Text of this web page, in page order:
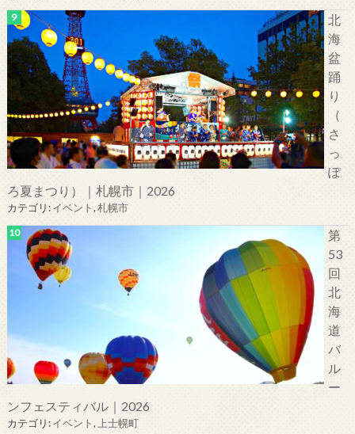
北
海
盆
踊
り
（
さ
っ
ぽ
ろ夏まつり）｜札幌市｜2026
カテゴリ:イベント,札幌市
第
53
回
北
海
道
バ
ル
ー
ンフェスティバル｜2026
カテゴリ:イベント,上士幌町